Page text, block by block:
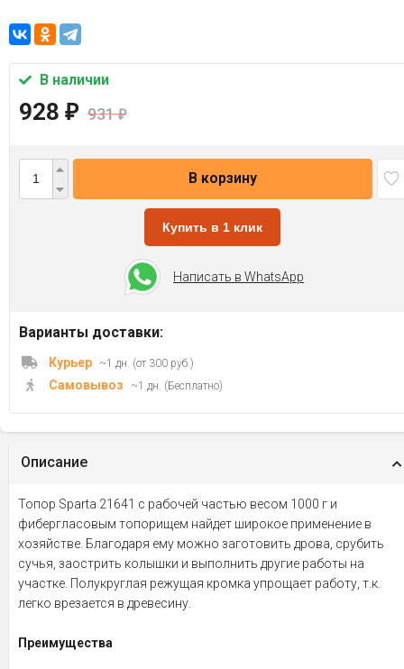
В наличии
928 ₽ 931₽
В корзину
Купить в 1 клик
Написать в WhatsApp
Варианты доставки:
Курьер ~1 дн. (от 300 руб.)
Самовывоз ~1 дн. (Бесплатно)
Описание
Топор Sparta 21641 с рабочей частью весом 1000 г и
фибергласовым топорищем найдет широкое применение в
хозяйстве. Благодаря ему можно заготовить дрова, срубить
сучья, заострить колышки и выполнить другие работы на
участке. Полукруглая режущая кромка упрощает работу, т.к.
легко врезается в древесину.
Преимущества